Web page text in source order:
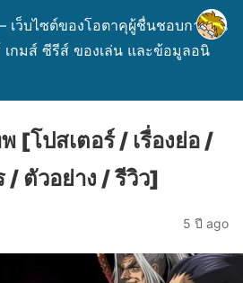
เว็บไซต์ของโอตาคุผู้ชื่นชอบการ์ตูน
เกมส์ ซีรีส์ ของเล่น และข้อมูลอนิ
[โปสเตอร์ / เรื่องย่อ /
ตัวอย่าง / รีวิว]
5 ปี ago